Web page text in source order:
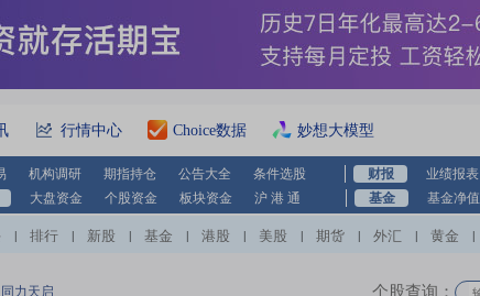
行情中心 Choice数据 妙想大模型
机构调研 期指持仓 公告大全 条件选股 财报 业绩报表
大盘资金 个股资金 板块资金 沪 港 通 基金 基金净值
排行 新股 基金 港股 美股 期货 外汇 黄金
同力天启 个股查询：